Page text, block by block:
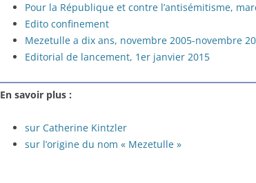
Pour la République et contre l’antisémitisme,
Edito confinement
Mezetulle a dix ans, novembre 2005-novembre
Editorial de lancement, 1er janvier 2015
En savoir plus :
sur Catherine Kintzler
sur l’origine du nom « Mezetulle »